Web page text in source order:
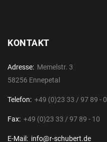
KONTAKT
Adresse: Memelstr. 3
58256 Ennepetal
Telefon: +49 (0)23 33 / 97 89 - 0
Fax: +49 (0)23 33 / 97 89 - 10
E-Mail: info@r-schubert.de